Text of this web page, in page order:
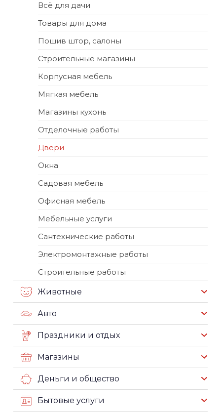
Всё для дачи
Товары для дома
Пошив штор, салоны
Строительные магазины
Корпусная мебель
Мягкая мебель
Магазины кухонь
Отделочные работы
Двери
Окна
Садовая мебель
Офисная мебель
Мебельные услуги
Сантехнические работы
Электромонтажные работы
Строительные работы
Животные
Авто
Праздники и отдых
Магазины
Деньги и общество
Бытовые услуги